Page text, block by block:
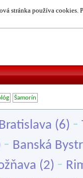
stránka používa cookies.
Šamorín
Bratislava (6) -
- Banská
(2) -